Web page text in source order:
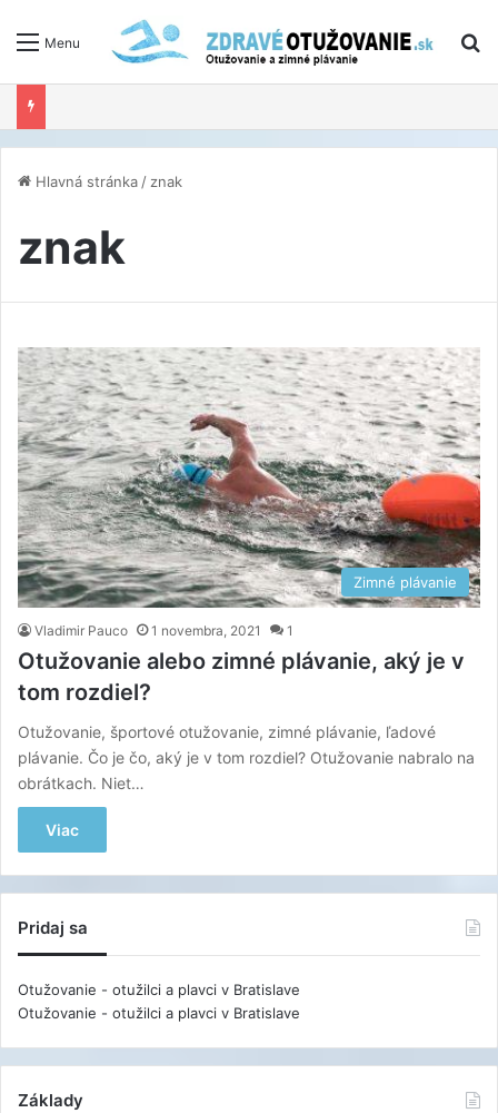
Menu
Hlavná stránka / znak
znak
Zimné plávanie
Vladimir Pauco 1 novembra, 2021 1
Otužovanie alebo zimné plávanie, aký je v
tom rozdiel?
Otužovanie, športové otužovanie, zimné plávanie, ľadové
plávanie. Čo je čo, aký je v tom rozdiel? Otužovanie nabralo na
obrátkach. Niet…
Viac
Pridaj sa
Otužovanie - otužilci a plavci v Bratislave
Otužovanie - otužilci a plavci v Bratislave
Základy